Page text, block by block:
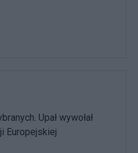
Upał wywołał
Europejskiej